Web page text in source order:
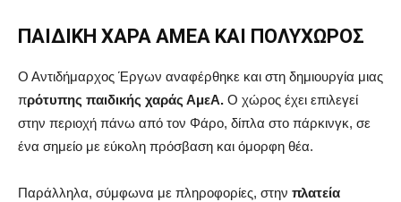
ΠΑΙΔΙΚΗ ΧΑΡΑ ΑΜΕΑ ΚΑΙ ΠΟΛΥΧΩΡΟΣ
Ο Αντιδήμαρχος Έργων αναφέρθηκε και στη δημιουργία μιας
πρότυπης παιδικής χαράς ΑμεΑ. Ο χώρος έχει επιλεγεί
στην περιοχή πάνω από τον Φάρο, δίπλα στο πάρκινγκ, σε
ένα σημείο με εύκολη πρόσβαση και όμορφη θέα.
Παράλληλα, σύμφωνα με πληροφορίες, στην πλατεία